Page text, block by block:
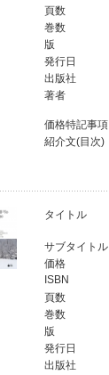
頁数
巻数
版
発行日
出版社
著者
価格特記事項
紹介文(目次)
タイトル
サブタイトル
価格
ISBN
頁数
巻数
版
発行日
出版社